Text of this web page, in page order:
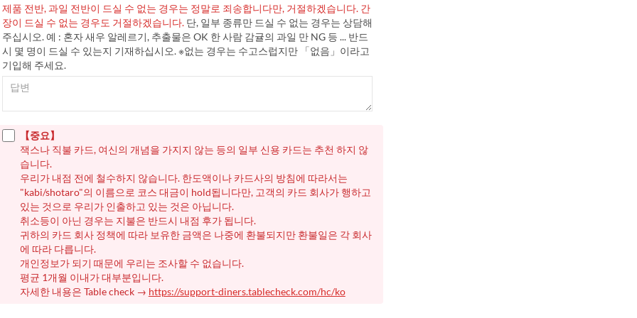
제품 전반, 과일 전반이 드실 수 없는 경우는 정말로 죄송합니다만, 거절하겠습니다.간
장이 드실 수 없는 경우도 거절하겠습니다.단, 일부 종류만 드실 수 없는 경우는 상담해
주십시오. 예 : 혼자 새우 알레르기, 추출물은 OK 한 사람 감귤의 과일 만 NG 등 ... 반드
시 몇 명이 드실 수 있는지 기재하십시오. ※없는 경우는 수고스럽지만 「없음」이라고
기입해 주세요.
【중요】
잭스나 직불 카드, 여신의 개념을 가지지 않는 등의 일부 신용 카드는 추천 하지 않
습니다.
우리가 내점 전에 철수하지 않습니다. 한도액이나 카드사의 방침에 따라서는
"kabi/shotaro"의 이름으로 코스 대금이 hold됩니다만, 고객의 카드 회사가 행하고
있는 것으로 우리가 인출하고 있는 것은 아닙니다.
취소등이 아닌 경우는 지불은 반드시 내점 후가 됩니다.
귀하의 카드 회사 정책에 따라 보유한 금액은 나중에 환불되지만 환불일은 각 회사
에 따라 다릅니다.
개인정보가 되기 때문에 우리는 조사할 수 없습니다.
평균 1개월 이내가 대부분입니다.
자세한 내용은 Table check → https://support-diners.tablecheck.com/hc/ko